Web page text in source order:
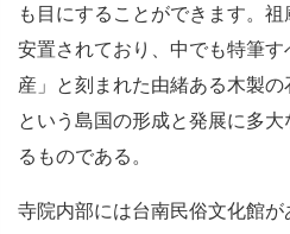
も目にすることができます。
安置されており、中でも特筆
産」と刻まれた由緒ある木製
という島国の形成と発展に多
るものである。
寺院内部には台南民俗文化館